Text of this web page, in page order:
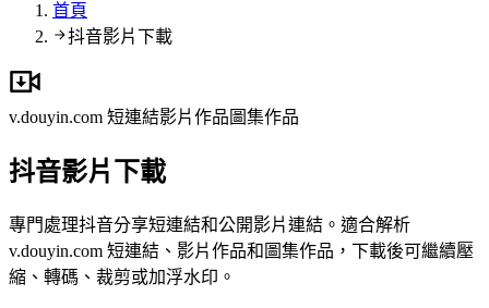
首頁
抖音影片下載
v.douyin.com 短連結影片作品 圖集作品
抖音影片下載
專門處理抖音分享短連結和公開影片連結。適合解析
v.douyin.com 短連結、影片作品和圖集作品，下載後可繼續壓
縮、轉碼、裁剪或加浮水印。